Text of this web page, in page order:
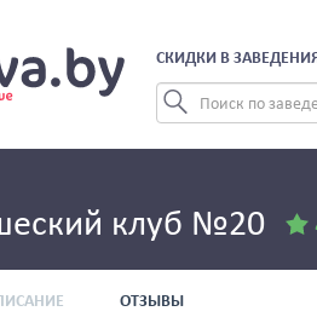
СКИДКИ В
клуб №20
ОТЗЫВЫ